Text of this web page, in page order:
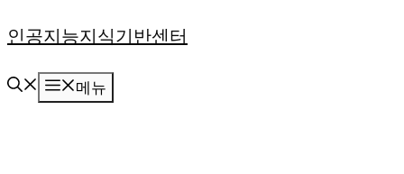
컨
인공지능지식기반센터
메뉴